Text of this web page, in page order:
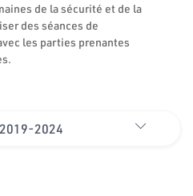
de la sécurité et de la
des séances de
les parties prenantes
2019-2024